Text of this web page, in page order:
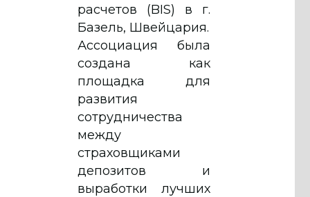
расчетов (BIS) в г.
Базель, Швейцария.
Ассоциация была
создана как
площадка для
развития
сотрудничества
между
страховщиками
депозитов и
выработки лучших